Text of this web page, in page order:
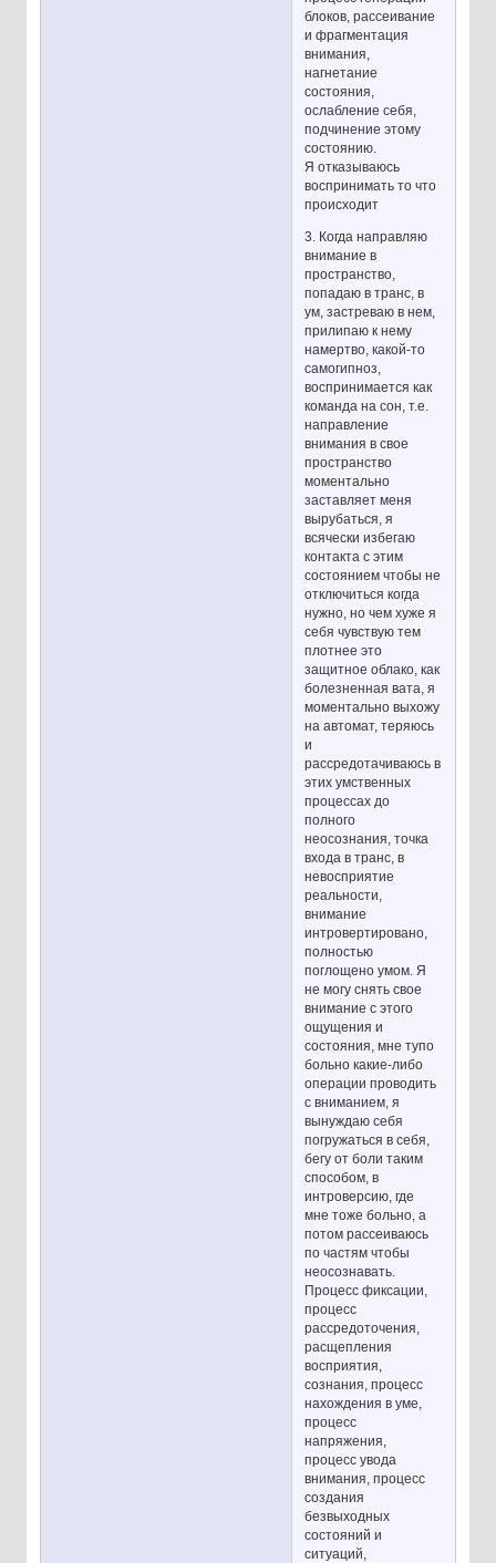
блоков, рассеивание
и фрагментация
внимания,
нагнетание
состояния,
ослабление себя,
подчинение этому
состоянию.
Я отказываюсь
воспринимать то что
происходит
3. Когда направляю
внимание в
пространство,
попадаю в транс, в
ум, застреваю в нем,
прилипаю к нему
намертво, какой-то
самогипноз,
воспринимается как
команда на сон, т.е.
направление
внимания в свое
пространство
моментально
заставляет меня
вырубаться, я
всячески избегаю
контакта с этим
состоянием чтобы не
отключиться когда
нужно, но чем хуже я
себя чувствую тем
плотнее это
защитное облако, как
болезненная вата, я
моментально выхожу
на автомат, теряюсь
и
рассредотачиваюсь в
этих умственных
процессах до
полного
неосознания, точка
входа в транс, в
невосприятие
реальности,
внимание
интровертировано,
полностью
поглощено умом. Я
не могу снять свое
внимание с этого
ощущения и
состояния, мне тупо
больно какие-либо
операции проводить
с вниманием, я
вынуждаю себя
погружаться в себя,
бегу от боли таким
способом, в
интроверсию, где
мне тоже больно, а
потом рассеиваюсь
по частям чтобы
неосознавать.
Процесс фиксации,
процесс
рассредоточения,
расщепления
восприятия,
сознания, процесс
нахождения в уме,
процесс
напряжения,
процесс увода
внимания, процесс
создания
безвыходных
состояний и
ситуаций,